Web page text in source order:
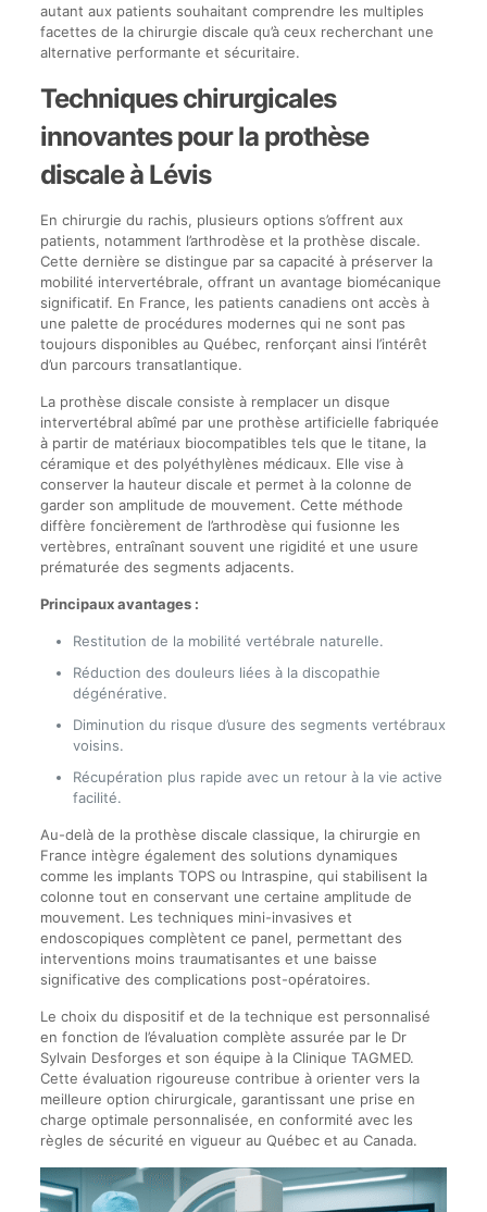
autant aux patients souhaitant comprendre les multiples
facettes de la chirurgie discale qu’à ceux recherchant une
alternative performante et sécuritaire.
Techniques chirurgicales
innovantes pour la prothèse
discale à Lévis
En chirurgie du rachis, plusieurs options s’offrent aux
patients, notamment l’arthrodèse et la prothèse discale.
Cette dernière se distingue par sa capacité à préserver la
mobilité intervertébrale, offrant un avantage biomécanique
significatif. En France, les patients canadiens ont accès à
une palette de procédures modernes qui ne sont pas
toujours disponibles au Québec, renforçant ainsi l’intérêt
d’un parcours transatlantique.
La prothèse discale consiste à remplacer un disque
intervertébral abîmé par une prothèse artificielle fabriquée
à partir de matériaux biocompatibles tels que le titane, la
céramique et des polyéthylènes médicaux. Elle vise à
conserver la hauteur discale et permet à la colonne de
garder son amplitude de mouvement. Cette méthode
diffère foncièrement de l’arthrodèse qui fusionne les
vertèbres, entraînant souvent une rigidité et une usure
prématurée des segments adjacents.
Principaux avantages :
Restitution de la mobilité vertébrale naturelle.
Réduction des douleurs liées à la discopathie
dégénérative.
Diminution du risque d’usure des segments vertébraux
voisins.
Récupération plus rapide avec un retour à la vie active
facilité.
Au-delà de la prothèse discale classique, la chirurgie en
France intègre également des solutions dynamiques
comme les implants TOPS ou Intraspine, qui stabilisent la
colonne tout en conservant une certaine amplitude de
mouvement. Les techniques mini-invasives et
endoscopiques complètent ce panel, permettant des
interventions moins traumatisantes et une baisse
significative des complications post-opératoires.
Le choix du dispositif et de la technique est personnalisé
en fonction de l’évaluation complète assurée par le Dr
Sylvain Desforges et son équipe à la Clinique TAGMED.
Cette évaluation rigoureuse contribue à orienter vers la
meilleure option chirurgicale, garantissant une prise en
charge optimale personnalisée, en conformité avec les
règles de sécurité en vigueur au Québec et au Canada.